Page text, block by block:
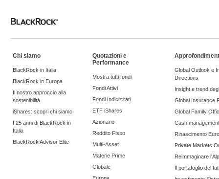
Chi siamo
BlackRock in Italia
BlackRock in Europa
Il nostro approccio alla
sostenibilità
iShares: scopri chi siamo
I 25 anni di BlackRock in
Italia
BlackRock Advisor Elite
Quotazioni e
Performance
Mostra tutti fondi
Fondi Attivi
Fondi Indicizzati
ETF iShares
Azionario
Reddito Fisso
Multi-Asset
Materie Prime
Globale
Global Outlook e
Directions
Insight e trend
Global Insurance
Global Family
Cash management
Rinascimento
Private Markets
Reimmaginare
Il portafoglio del